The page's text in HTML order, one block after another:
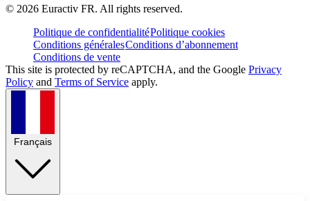
© 2026 Euractiv FR. All rights reserved.
Politique de confidentialitéPolitique cookies
Conditions généralesConditions d’abonnement
Conditions de vente
This site is protected by reCAPTCHA, and the Google Privacy
Policy and Terms of Service apply.
Français